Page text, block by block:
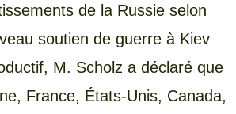
de la Russie selon
soutien de guerre à Kiev
M. Scholz a déclaré que
France, États-Unis, Canada,